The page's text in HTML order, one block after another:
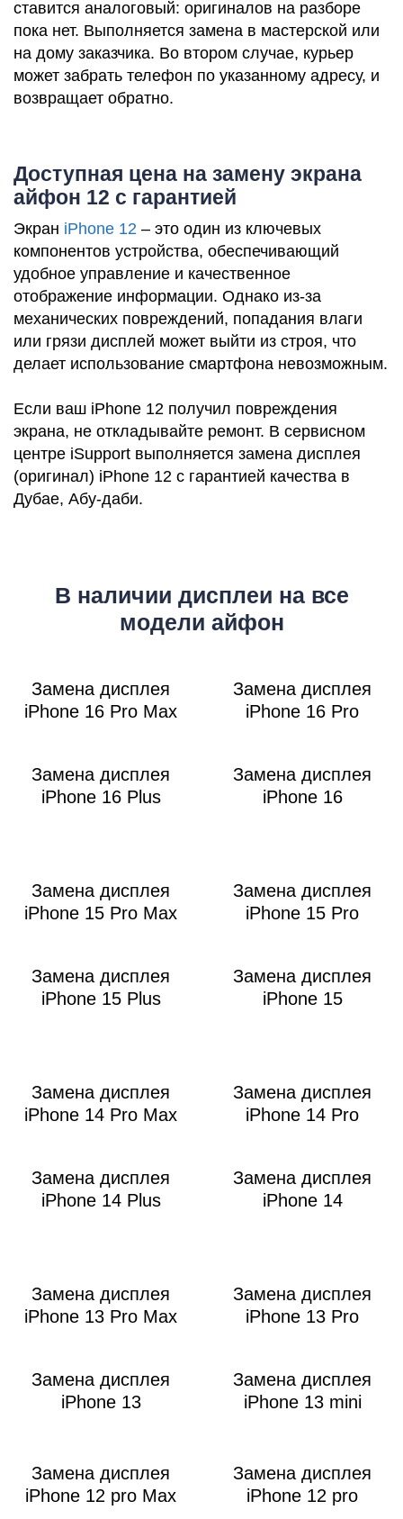
ставится аналоговый: оригиналов на разборе
пока нет. Выполняется замена в мастерской или
на дому заказчика. Во втором случае, курьер
может забрать телефон по указанному адресу, и
возвращает обратно.
Доступная цена на замену экрана
айфон 12 с гарантией
Экран iPhone 12 – это один из ключевых
компонентов устройства, обеспечивающий
удобное управление и качественное
отображение информации. Однако из-за
механических повреждений, попадания влаги
или грязи дисплей может выйти из строя, что
делает использование смартфона невозможным.
Если ваш iPhone 12 получил повреждения
экрана, не откладывайте ремонт. В сервисном
центре iSupport выполняется замена дисплея
(оригинал) iPhone 12 с гарантией качества в
Дубае, Абу-даби.
В наличии дисплеи на все
модели айфон
Замена дисплея
iPhone 16 Pro Max
Замена дисплея
iPhone 16 Pro
Замена дисплея
iPhone 16 Plus
Замена дисплея
iPhone 16
Замена дисплея
iPhone 15 Pro Max
Замена дисплея
iPhone 15 Pro
Замена дисплея
iPhone 15 Plus
Замена дисплея
iPhone 15
Замена дисплея
iPhone 14 Pro Max
Замена дисплея
iPhone 14 Pro
Замена дисплея
iPhone 14 Plus
Замена дисплея
iPhone 14
Замена дисплея
iPhone 13 Pro Max
Замена дисплея
iPhone 13 Pro
Замена дисплея
iPhone 13
Замена дисплея
iPhone 13 mini
Замена дисплея
iPhone 12 pro Max
Замена дисплея
iPhone 12 pro